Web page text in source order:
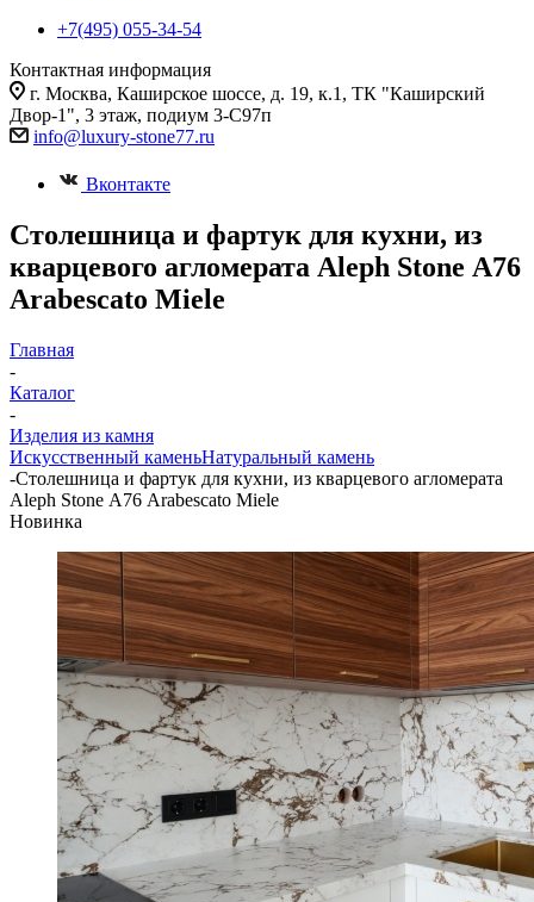
+7(495) 055-34-54
Контактная информация
г. Москва, Каширское шоссе, д. 19, к.1, ТК "Каширский
Двор-1", 3 этаж, подиум 3-С97п
info@luxury-stone77.ru
Вконтакте
Столешница и фартук для кухни, из
кварцевого агломерата Aleph Stone А76
Arabescato Miele
Главная
-
Каталог
-
Изделия из камня
Искусственный каменьНатуральный камень
-Столешница и фартук для кухни, из кварцевого агломерата
Aleph Stone А76 Arabescato Miele
Новинка